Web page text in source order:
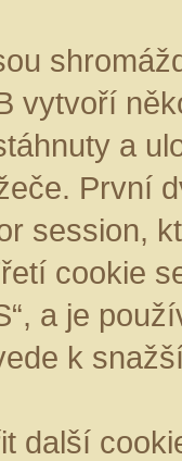
vytvoří
a
První
session,
cookie
a je
k
další